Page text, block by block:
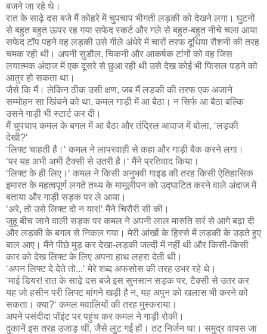
बजने जा रहे थे।
रात के साढ़े दस बजे मैं कोहरे में चुपचाप भीगती लड़की को देखने लगा। घुटनों
से बहुत बहुत ऊपर रह गया सफेद स्कर्ट और गले से बहुत-बहुत नीचे चला आया
सफेद टॉप पहने वह लड़की उसे गीले अंधेरे में चारों तरफ दूधिया रौशनी की तरह
चमक रही थी। अपनी सुडौल, चिकनी और आकर्षक टांगों को वह जिस
लयात्मक अंदाज में एक दूसरे से छुआ रही थी उसे देख कोई भी फिसल पड़ने को
आतुर हो सकता था।
जैसे कि मैं। लेकिन ठीक उसी क्षण, जब मैं लड़की की तरफ एक अजाने
सम्मोहन सा खिंचने को था, कमल गाड़ी में आ बैठा। न सिर्फ आ बैठा बल्कि
उसने गाड़ी भी स्टार्ट कर दी।
मैं चुपचाप कमल के बगल में आ बैठा और तंद्रिल आवाज में बोला, ‘लड़की
देखी?‘
‘लिफ्ट चाहती है।‘ कमल ने लापरवाही से कहा और गाड़ी बैक करने लगा।
‘पर यह अभी अभी टैक्सी से उतरी है।‘ मैंने प्रतिवाद किया।
‘लिफ्ट के ही लिए।‘ कमल ने किसी अनुभवी गाइड की तरह किसी ऐतिहासिक
इमारत के महत्वपूर्ण लगते तथ्य के मामूलीपन को उद्घाटित करने वाले अंदाज में
बताया और गाड़ी सड़क पर ले आया।
‘अरे, तो उसे लिफ्ट दो न यार!‘ मैंने चिरौरी सी की।
जुहू बीच जाने वाली सड़क पर कमल ने अपनी लाल मारुति सर्र से आगे बढ़ा दी
और लड़की के बगल से निकल गया। मेरी आंखों के हिस्से में लड़की के उड़ते हुए
बाल आए। मैंने पीछे मुड़ कर देखा-लड़की जल्दी में नहीं थी और किसी-किसी
कार को देख लिफ्ट के लिए अपना हाथ लहरा देती थी।
‘अपन लिफ्ट दे देते तो...‘ मेरे शब्द अफसोस की तरह उभर रहे थे।
‘माई डियर! रात के साढ़े दस बजे इस सुनसान सड़क पर, टैक्सी से उतर कर
यह जो हसीन परी लिफ्ट मांगने खड़ी है न, यह अपुन को खलास भी करने को
सकता। क्या?‘ कमल मवालियों की तरह मुस्कराया।
अपने पसंदीदा पॉइंट पर पहुंच कर कमल ने गाड़ी रोकी।
दुकानें इस तरह उजाड़ थीं, जैसे लुट गई हों। तट निर्जन था। समुद्र वापस जा